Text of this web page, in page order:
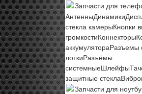
Запчасти для
АнтенныДинамики
стекла камерыКнопки
громкостиКоннекторы
аккумулятораРазъемы
лоткиРазъёмы
системныеШлейфы
защитные стекла
Запчасти для